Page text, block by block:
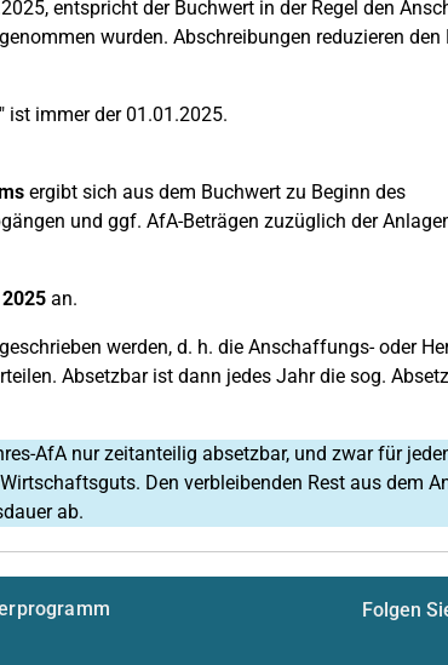
entspricht der Buchwert in der Regel den
wurden. Abschreibungen reduzieren
ist immer der 01.01.2025.
ergibt sich aus dem Buchwert zu Beginn des
und ggf. AfA-Beträgen zuzüglich der
an.
werden, d. h. die Anschaffungs- oder
Absetzbar ist dann jedes Jahr die sog.
AfA nur zeitanteilig absetzbar, und zwar für
Den verbleibenden Rest aus dem
ab.
Folgen